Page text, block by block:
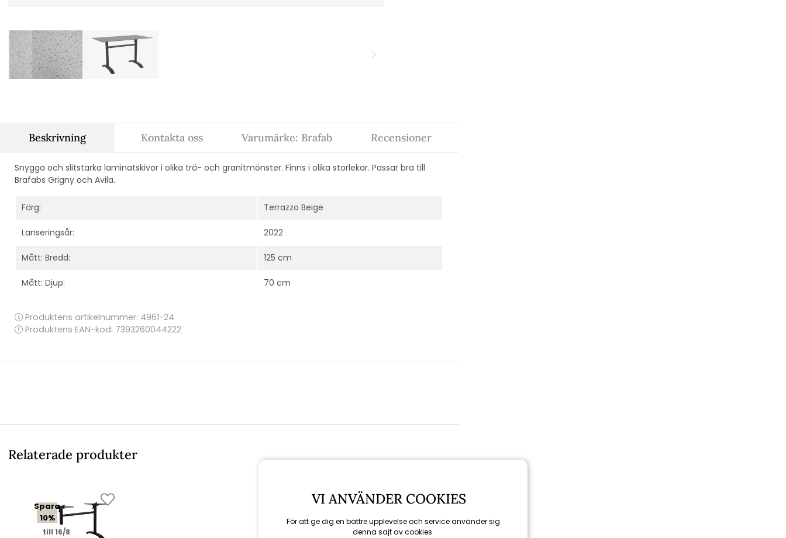
Beskrivning
Snygga och slitstarka laminatskivor i olika trä- och granitmönster. Finns i olika storlekar. Passar bra till
Brafabs Grigny och Avila.
Färg: Terrazzo Beige
Lanseringsår: 2022
Mått: Bredd: 125 cm
Mått: Djup: 70 cm
Produktens artikelnummer: 4961-24
Produktens EAN-kod: 7393260044222
Kontakta oss Varumärke: Brafab Recensioner
Relaterade produkter
Spara
10%
till 16/8
VI ANVÄNDER COOKIES
För att ge dig en bättre upplevelse och service använder sig
denna sajt av cookies.